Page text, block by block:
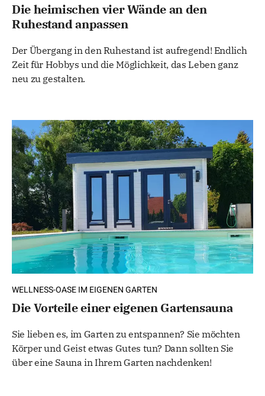
Die heimischen vier Wände an den
Ruhestand anpassen
Der Übergang in den Ruhestand ist aufregend! Endlich
Zeit für Hobbys und die Möglichkeit, das Leben ganz
neu zu gestalten.
WELLNESS-OASE IM EIGENEN GARTEN
Die Vorteile einer eigenen Gartensauna
Sie lieben es, im Garten zu entspannen? Sie möchten
Körper und Geist etwas Gutes tun? Dann sollten Sie
über eine Sauna in Ihrem Garten nachdenken!